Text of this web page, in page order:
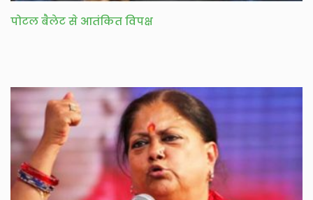
पोटल बैलेट से आतंकित विपक्ष